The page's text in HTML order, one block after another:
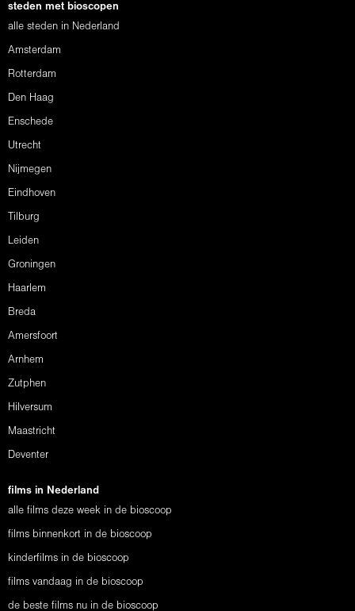
steden met bioscopen
alle steden in Nederland
Amsterdam
Rotterdam
Den Haag
Enschede
Utrecht
Nijmegen
Eindhoven
Tilburg
Leiden
Groningen
Haarlem
Breda
Amersfoort
Arnhem
Zutphen
Hilversum
Maastricht
Deventer
films in Nederland
alle films deze week in de bioscoop
films binnenkort in de bioscoop
kinderfilms in de bioscoop
films vandaag in de bioscoop
de beste films nu in de bioscoop